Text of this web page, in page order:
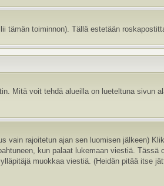
tämän toiminnon). Tällä estetään
Mitä voit tehdä alueilla on lueteltuna sivun
vain rajoitetun ajan sen luomisen jälkeen)
kun palaat lukemaan viestiä. Tässä
muokkaa viestiä. (Heidän pitää itse